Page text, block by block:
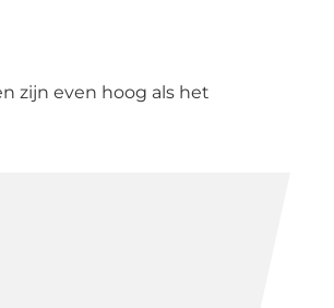
zijn even hoog als het